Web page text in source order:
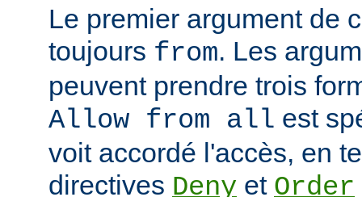
Le premier argument de
toujours from. Les
peuvent prendre trois
Allow from all est
voit accordé l'accès, en
directives Deny et Order